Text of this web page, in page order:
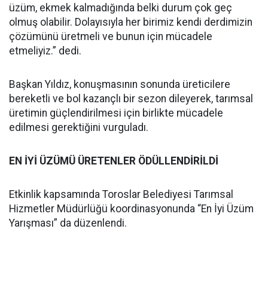
üzüm, ekmek kalmadığında belki durum çok geç
olmuş olabilir. Dolayısıyla her birimiz kendi derdimizin
çözümünü üretmeli ve bunun için mücadele
etmeliyiz.” dedi.
Başkan Yıldız, konuşmasının sonunda üreticilere
bereketli ve bol kazançlı bir sezon dileyerek, tarımsal
üretimin güçlendirilmesi için birlikte mücadele
edilmesi gerektiğini vurguladı.
EN İYİ ÜZÜMÜ ÜRETENLER ÖDÜLLENDİRİLDİ
Etkinlik kapsamında Toroslar Belediyesi Tarımsal
Hizmetler Müdürlüğü koordinasyonunda “En İyi Üzüm
Yarışması” da düzenlendi.